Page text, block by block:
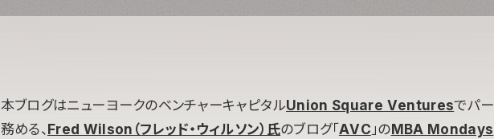
本ブログはニューヨークのベンチャーキャピタルUnion Square Venturesでパ
務める、Fred Wilson（フレッド・ウィルソン）氏のブログ「AVC 」のMBA Mondays